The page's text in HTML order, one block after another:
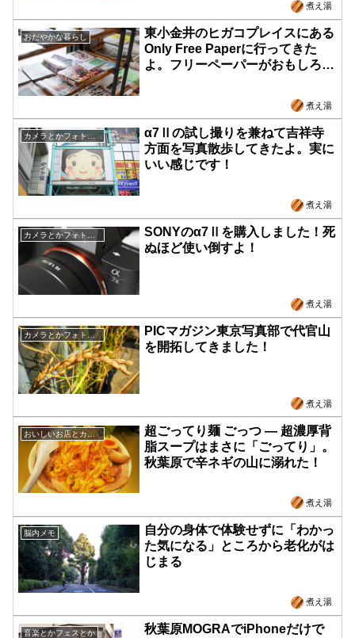
煮え湯
おだやかな暮らし
東小金井のヒガコプレイスにある
Only Free Paperに行ってきた
よ。フリーペーパーがおもしろい
煮え湯
カメラとかフォトウォーク
α7Ⅱの試し撮りを兼ねて吉祥寺
方面を写真散歩してきたよ。実に
いい感じです！
煮え湯
カメラとかフォトウォーク
SONYのα7Ⅱを購入しました！死
ぬほど使い倒すよ！
煮え湯
カメラとかフォトウォーク
PICマガジン東京写真部で代官山
を開拓してきました！
煮え湯
超ごってり麺 ごっつ ― 超濃厚背
脂スープはまさに「ごってり」。
秋葉原で辛ネギの山に溺れた！
煮え湯
脳内メモ
自分の身体で体験せずに「わかっ
た気になる」ところから老化がは
じまる
煮え湯
音楽とかフェスとか 秋葉原MOGRAでiPhoneだけで